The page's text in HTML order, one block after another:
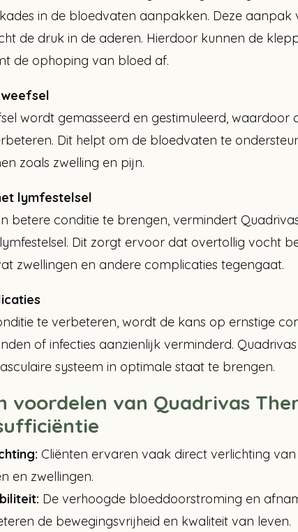
in de bloedvaten aanpakken. Deze aanpak
de druk in de aderen. Hierdoor kunnen de
de ophoping van bloed af.
wordt gemasseerd en gestimuleerd, waardoor
Dit helpt om de bloedvaten te
zoals zwelling en pijn.
lymfestelsel
betere conditie te brengen, vermindert
Dit zorgt ervoor dat overtollig vocht
zwellingen en andere complicaties tegengaat.
te verbeteren, wordt de kans op ernstige
of infecties aanzienlijk verminderd.
systeem in optimale staat te brengen.
voordelen van Quadrivas
Cliënten ervaren vaak direct verlichting
en zwellingen.
De verhoogde bloeddoorstroming en
de bewegingsvrijheid en kwaliteit van leven.